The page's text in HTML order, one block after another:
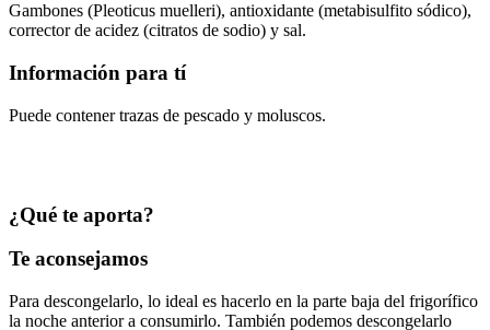
Gambones (Pleoticus muelleri), antioxidante (metabisulfito sódico),
corrector de acidez (citratos de sodio) y sal.
Información para tí
Puede contener trazas de pescado y moluscos.
¿Qué te aporta?
Te aconsejamos
Para descongelarlo, lo ideal es hacerlo en la parte baja del frigorífico
la noche anterior a consumirlo. También podemos descongelarlo